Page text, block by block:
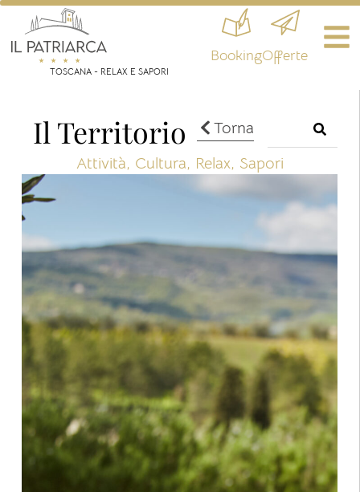
TOSCANA - RELAX E SAPORI
BookingOfferte
Torna
Il Territorio
Attività, Cultura, Relax, Sapori